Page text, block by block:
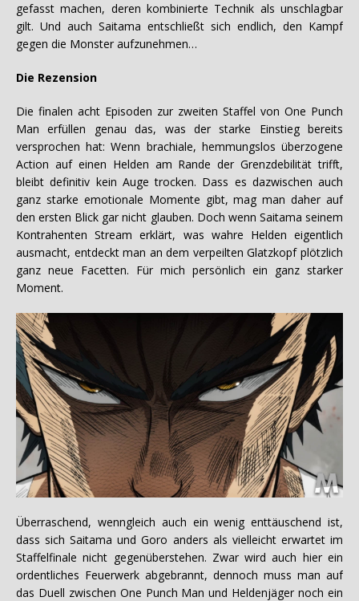
gefasst machen, deren kombinierte Technik als unschlagbar
gilt. Und auch Saitama entschließt sich endlich, den Kampf
gegen die Monster aufzunehmen…
Die Rezension
Die finalen acht Episoden zur zweiten Staffel von One Punch
Man erfüllen genau das, was der starke Einstieg bereits
versprochen hat: Wenn brachiale, hemmungslos überzogene
Action auf einen Helden am Rande der Grenzdebilität trifft,
bleibt definitiv kein Auge trocken. Dass es dazwischen auch
ganz starke emotionale Momente gibt, mag man daher auf
den ersten Blick gar nicht glauben. Doch wenn Saitama seinem
Kontrahenten Stream erklärt, was wahre Helden eigentlich
ausmacht, entdeckt man an dem verpeilten Glatzkopf plötzlich
ganz neue Facetten. Für mich persönlich ein ganz starker
Moment.
Überraschend, wenngleich auch ein wenig enttäuschend ist,
dass sich Saitama und Goro anders als vielleicht erwartet im
Staffelfinale nicht gegenüberstehen. Zwar wird auch hier ein
ordentliches Feuerwerk abgebrannt, dennoch muss man auf
das Duell zwischen One Punch Man und Heldenjäger noch ein